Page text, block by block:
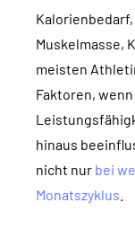
Muskelmasse,
meisten
Faktoren,
hinaus
nicht nur bei
Monatszyklus